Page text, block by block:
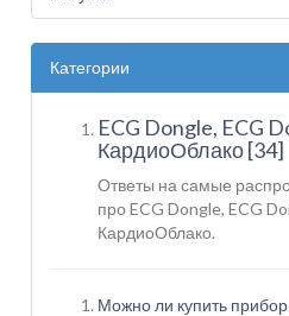
Категории
ECG Dongle, ECG
КардиоОблако [34]
Ответы на самые
про ECG Dongle, ECG
КардиоОблако.
Можно ли купить